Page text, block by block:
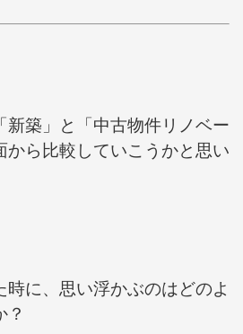
新築」と「中古物件リノベー
から比較していこうかと思い
時に、思い浮かぶのはどのよ
？